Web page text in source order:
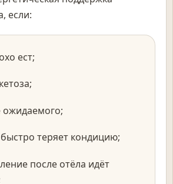
если:
ест;
теряет кондицию;
после отёла идёт